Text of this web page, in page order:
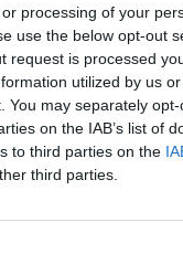
processing of your
use the below opt-out
request is processed
utilized by us
You may separately
on the IAB’s list of
to third parties on the
third parties.